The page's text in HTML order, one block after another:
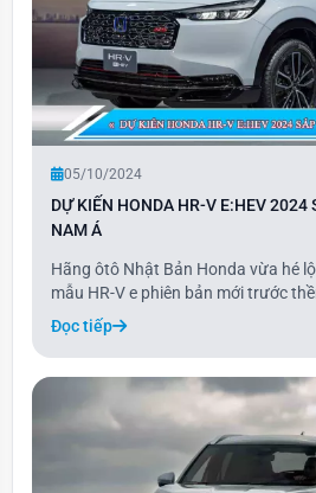
05/10/2024
DỰ KIẾN HONDA HR-V E:HEV 2024
NAM Á
Hãng ôtô Nhật Bản Honda vừa hé
mẫu HR-V e phiên bản mới trước
Expo 2024 ở Thái Lan. So với phiên
gầm cao cỡ B này được nâng cấp
nhiều tính năng và sẽ có mức giá
Đọc tiếp